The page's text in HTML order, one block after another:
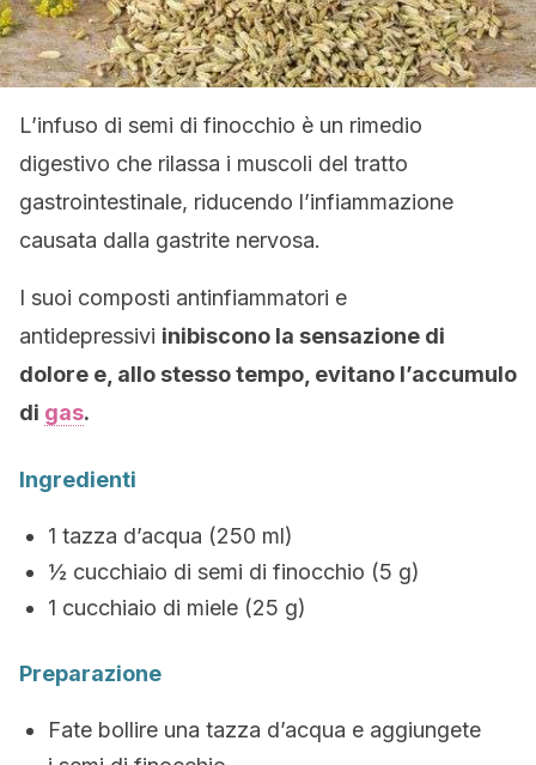
L’infuso di semi di finocchio è un rimedio
digestivo che rilassa i muscoli del tratto
gastrointestinale, riducendo l’infiammazione
causata dalla gastrite nervosa.
I suoi composti antinfiammatori e
antidepressivi inibiscono la sensazione di
dolore e, allo stesso tempo, evitano l’accumulo
di gas.
Ingredienti
1 tazza d’acqua (250 ml)
½ cucchiaio di semi di finocchio (5 g)
1 cucchiaio di miele (25 g)
Preparazione
Fate bollire una tazza d’acqua e aggiungete